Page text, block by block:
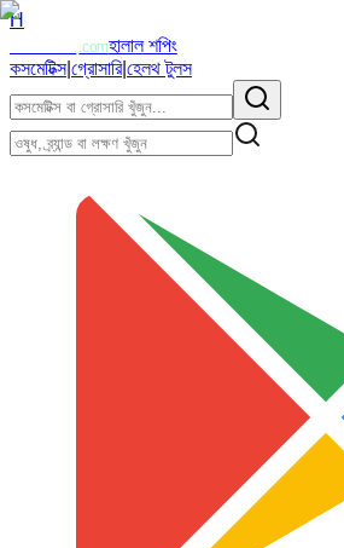
H
.comহালাল শপিং
কসমেটিক্স|গ্রোসারি|হেলথ টুলস